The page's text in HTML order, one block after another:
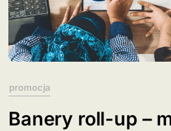
promocja
Banery roll-up –